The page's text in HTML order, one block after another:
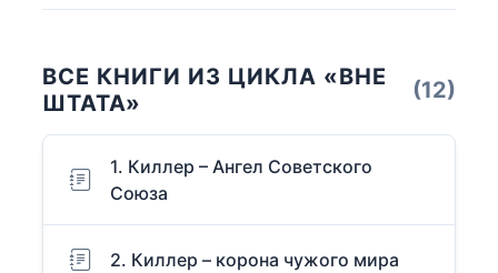
ВСЕ КНИГИ ИЗ ЦИКЛА «ВНЕ
ШТАТА»
(12)
1. Киллер – Ангел Советского
Союза
2. Киллер – корона чужого мира